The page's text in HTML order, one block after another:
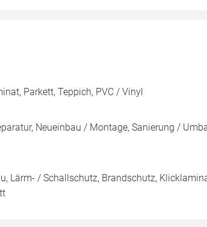
Parkett, Teppich, PVC / Vinyl
Neueinbau / Montage, Sanierung /
Lärm- / Schallschutz, Brandschutz,